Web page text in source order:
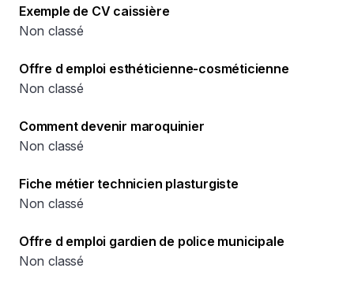
Exemple de CV caissière
Non classé
Offre d emploi esthéticienne-cosméticienne
Non classé
Comment devenir maroquinier
Non classé
Fiche métier technicien plasturgiste
Non classé
Offre d emploi gardien de police municipale
Non classé